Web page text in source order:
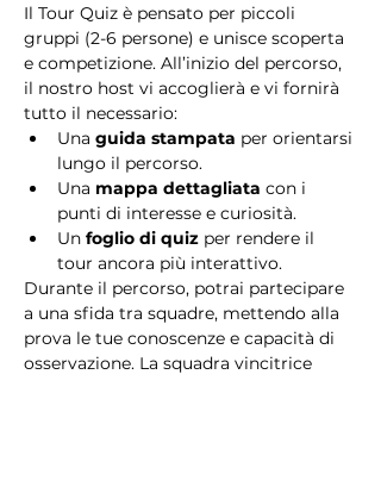
Il Tour Quiz è pensato per piccoli
gruppi (2-6 persone) e unisce scoperta
e competizione. All’inizio del percorso,
il nostro host vi accoglierà e vi fornirà
tutto il necessario:
Una guida stampata per orientarsi
lungo il percorso.
Una mappa dettagliata con i
punti di interesse e curiosità.
Un foglio di quiz per rendere il
tour ancora più interattivo.
Durante il percorso, potrai partecipare
a una sfida tra squadre, mettendo alla
prova le tue conoscenze e capacità di
osservazione. La squadra vincitrice